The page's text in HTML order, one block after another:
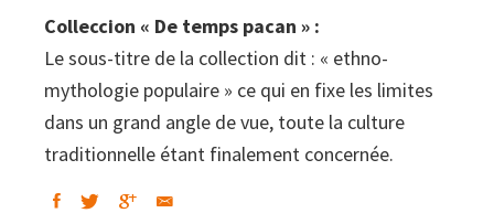
Colleccion « De temps pacan » :
Le sous-titre de la collection dit : « ethno-
mythologie populaire » ce qui en fixe les limites
dans un grand angle de vue, toute la culture
traditionnelle étant finalement concernée.